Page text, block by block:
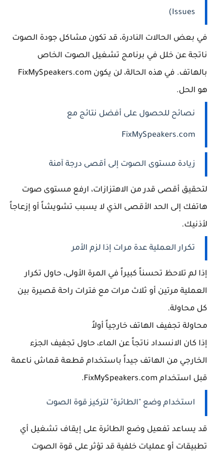
Issues)
في بعض الحالات النادرة، قد تكون مشاكل جودة الصوت
ناتجة عن خلل في برنامج تشغيل الصوت الخاص
بالهاتف. في هذه الحالة، لن يكون FixMySpeakers.com
هو الحل.
نصائح للحصول على أفضل نتائج مع
FixMySpeakers.com
زيادة مستوى الصوت إلى أقصى درجة آمنة
لتحقيق أقصى قدر من الاهتزازات، ارفع مستوى صوت
هاتفك إلى الحد الأقصى الذي لا يسبب تشويشاً أو إزعاجاً
لأذنيك.
تكرار العملية عدة مرات إذا لزم الأمر
إذا لم تلاحظ تحسناً كبيراً في المرة الأولى، حاول تكرار
العملية مرتين أو ثلاث مرات مع فترات راحة قصيرة بين
كل محاولة.
محاولة تجفيف الهاتف خارجياً أولاً
إذا كان الانسداد ناتجاً عن الماء، حاول تجفيف الجزء
الخارجي من الهاتف جيداً باستخدام قطعة قماش ناعمة
قبل استخدام FixMySpeakers.com.
استخدام وضع "الطائرة" لتركيز قوة الصوت
قد يساعد تفعيل وضع الطائرة على إيقاف تشغيل أي
تطبيقات أو عمليات خلفية قد تؤثر على قوة الصوت